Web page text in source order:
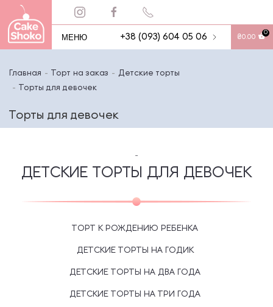
МЕНЮ +38 (093) 604 05 06 ₴0.00
0
Главная Торт на заказ
Детские торты
Торты для девочек
Торты для девочек
-
ДЕТСКИЕ ТОРТЫ ДЛЯ ДЕВОЧЕК
ТОРТ К РОЖДЕНИЮ РЕБЕНКА
ДЕТСКИЕ ТОРТЫ НА ГОДИК
ДЕТСКИЕ ТОРТЫ НА ДВА ГОДА
ДЕТСКИЕ ТОРТЫ НА ТРИ ГОДА